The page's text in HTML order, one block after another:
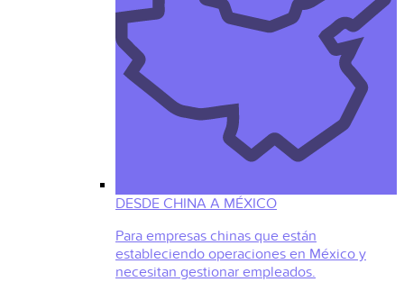
DESDE CHINA A MÉXICO
Para empresas chinas que están
estableciendo operaciones en México y
necesitan gestionar empleados.